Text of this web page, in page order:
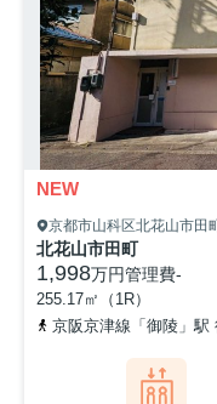
NEW
京都市山科区北花山市田
北花山市田町
1,998万円管理費-
255.17㎡（1R）
京阪京津線「御陵」駅